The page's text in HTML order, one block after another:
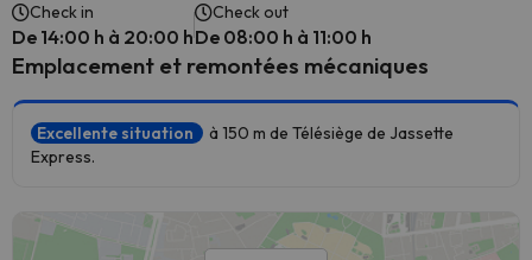
Check in
De 14:00 h à 20:00 h
Check out
De 08:00 h à 11:00 h
Emplacement et remontées mécaniques
Excellente situation
à 150 m de Télésiège de Jassette
Express.